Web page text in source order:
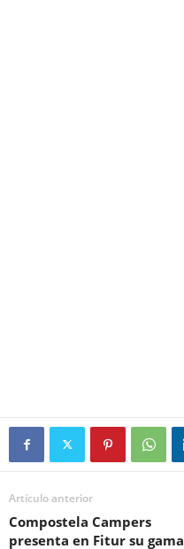
Artículo anterior
Compostela Campers
presenta en Fitur su gama